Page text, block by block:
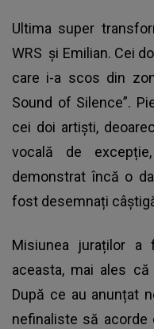
Ultima super
WRS și Emilian. Cei
care i-a scos din
Sound of Silence”.
cei doi artiști,
vocală de
demonstrat încă o
fost desemnați
Misiunea juraților
aceasta, mai ales
După ce au anunțat
nefinaliste să acorde